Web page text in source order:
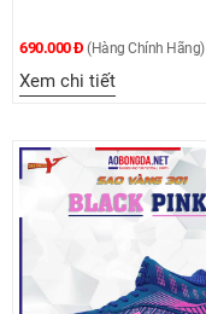
690.000 Đ (Hàng Chính Hãng)
Xem chi tiết